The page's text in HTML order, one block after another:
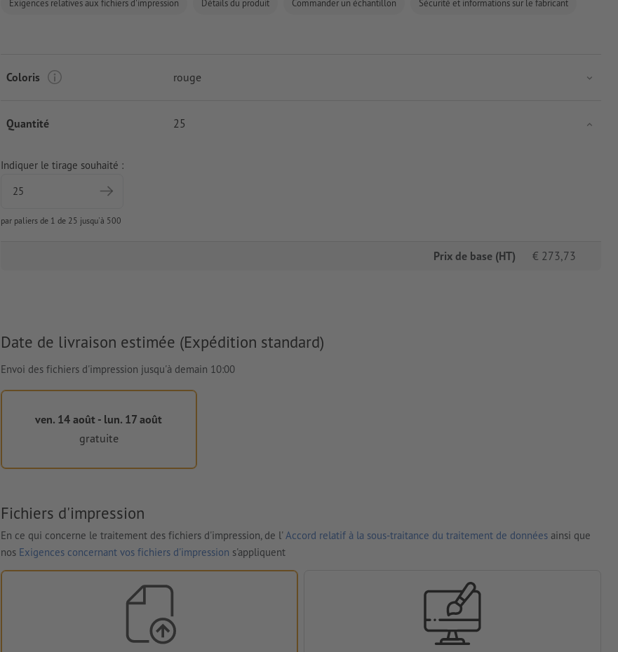
Exigences relatives aux fichiers d'impression Détails du produit Commander un échantillon Sécurité et informations sur le fabricant
Coloris rouge
Quantité 25
Indiquer le tirage souhaité :
par paliers de 1 de 25 jusqu'à 500
Prix de base (HT) € 273,73
Date de livraison estimée (Expédition standard)
Envoi des fichiers d'impression jusqu'à demain 10:00
ven. 14 août - lun. 17 août
gratuite
Fichiers d'impression
En ce qui concerne le traitement des fichiers d'impression, de l'Accord relatif à la sous-traitance du traitement de données ainsi que
nos Exigences concernant vos fichiers d'impression s'appliquent